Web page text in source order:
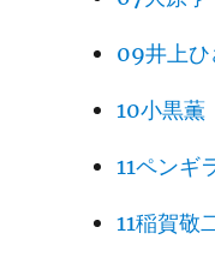
09井上ひ
10小黒薫
11ペンギ
11稲賀敬